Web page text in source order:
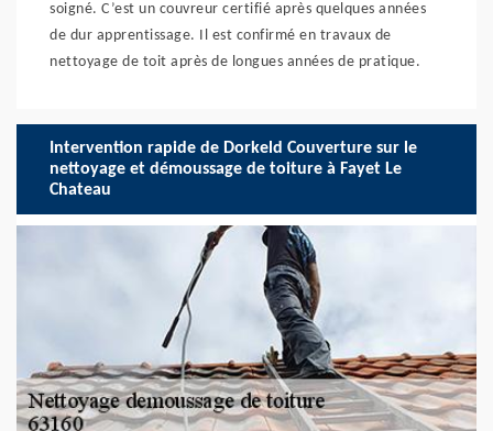
soigné. C’est un couvreur certifié après quelques années
de dur apprentissage. Il est confirmé en travaux de
nettoyage de toit après de longues années de pratique.
Intervention rapide de Dorkeld Couverture sur le
nettoyage et démoussage de toiture à Fayet Le
Chateau